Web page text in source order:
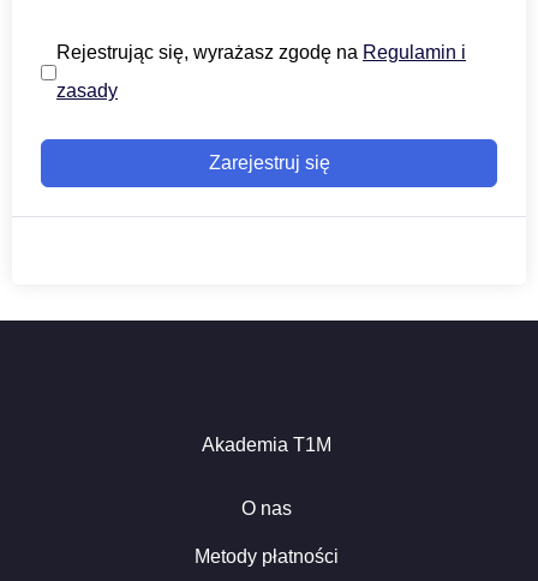
Rejestrując się, wyrażasz zgodę na Regulamin i
zasady
Zarejestruj się
Akademia T1M
O nas
Metody płatności